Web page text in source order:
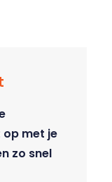
met je
zo snel